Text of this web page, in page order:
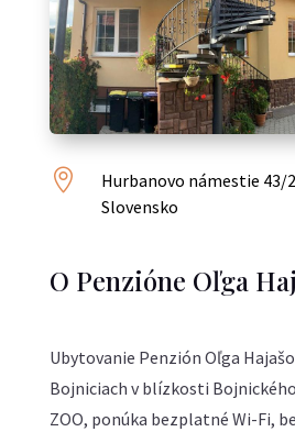

Hurbanovo námestie 43/
Slovensko
O Penzióne Oľga
Ubytovanie Penzión Oľga
Bojniciach v blízkosti
ZOO, ponúka bezplatné Wi-Fi,